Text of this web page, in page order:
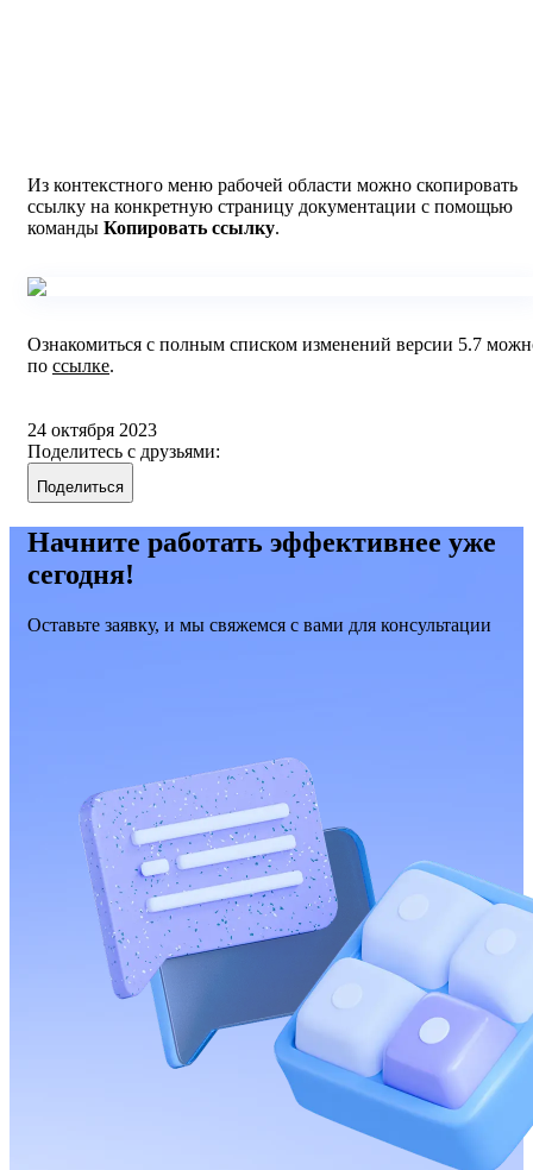
Из контекстного меню рабочей области можно скопировать
ссылку на конкретную страницу документации с помощью
команды Копировать ссылку.
Ознакомиться с полным списком изменений версии 5.7
по ссылке.
24 октября 2023
Поделитесь с друзьями:
Поделиться
Начните работать эффективнее уже
сегодня!
Оставьте заявку, и мы свяжемся с вами для консультации